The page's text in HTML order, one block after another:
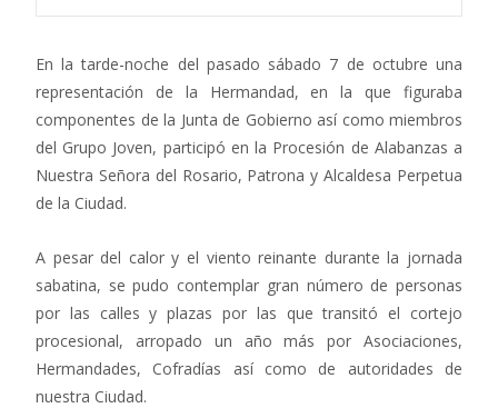
En la tarde-noche del pasado sábado 7 de octubre una
representación de la Hermandad, en la que figuraba
componentes de la Junta de Gobierno así como miembros
del Grupo Joven, participó en la Procesión de Alabanzas a
Nuestra Señora del Rosario, Patrona y Alcaldesa Perpetua
de la Ciudad.
A pesar del calor y el viento reinante durante la jornada
sabatina, se pudo contemplar gran número de personas
por las calles y plazas por las que transitó el cortejo
procesional, arropado un año más por Asociaciones,
Hermandades, Cofradías así como de autoridades de
nuestra Ciudad.